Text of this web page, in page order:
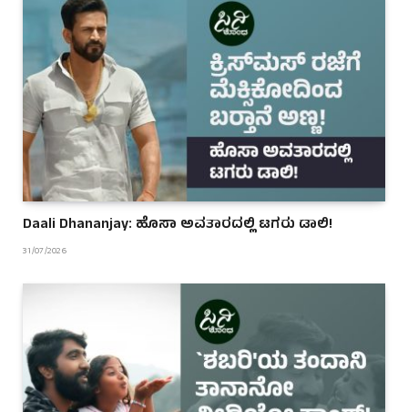
Daali Dhananjay: ಹೊಸಾ ಅವತಾರದಲ್ಲಿ ಟಗರು ಡಾಲಿ!
31/07/2026